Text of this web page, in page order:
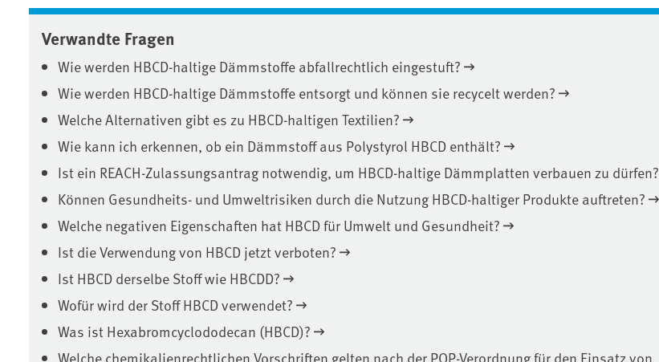
Verwandte Fragen
Wie werden HBCD-haltige Dämmstoffe abfallrechtlich eingestuft?
Wie werden HBCD-haltige Dämmstoffe entsorgt und können sie recycelt werden?
Welche Alternativen gibt es zu HBCD-haltigen Textilien?
Wie kann ich erkennen, ob ein Dämmstoff aus Polystyrol HBCD enthält?
Ist ein REACH-Zulassungsantrag notwendig, um HBCD-haltige Dämmplatten verbauen zu dürfen?
Können Gesundheits- und Umweltrisiken durch die Nutzung HBCD-haltiger Produkte auftreten?
Welche negativen Eigenschaften hat HBCD für Umwelt und Gesundheit?
Ist die Verwendung von HBCD jetzt verboten?
Ist HBCD derselbe Stoff wie HBCDD?
Wofür wird der Stoff HBCD verwendet?
Was ist Hexabromcyclododecan (HBCD)?
Welche chemikalienrechtlichen Vorschriften gelten nach der POP-Verordnung für den Einsatz von